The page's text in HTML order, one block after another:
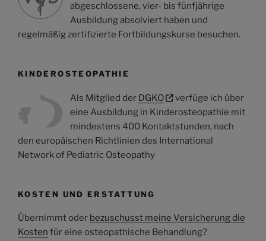
abgeschlossene, vier- bis fünfjährige
Ausbildung absolviert haben und
regelmäßig zertifizierte Fortbildungskurse besuchen.
KINDEROSTEOPATHIE
Als Mitglied der DGKO
verfüge ich über
eine Ausbildung in Kinderosteopathie mit
mindestens 400 Kontaktstunden, nach
den europäischen Richtlinien des International
Network of Pediatric Osteopathy
KOSTEN UND ERSTATTUNG
Übernimmt oder bezuschusst meine Versicherung die
Kosten für eine osteopathische Behandlung?